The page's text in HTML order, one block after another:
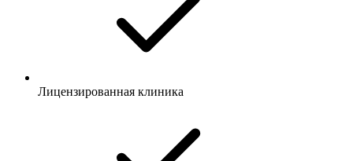
Лицензированная клиника